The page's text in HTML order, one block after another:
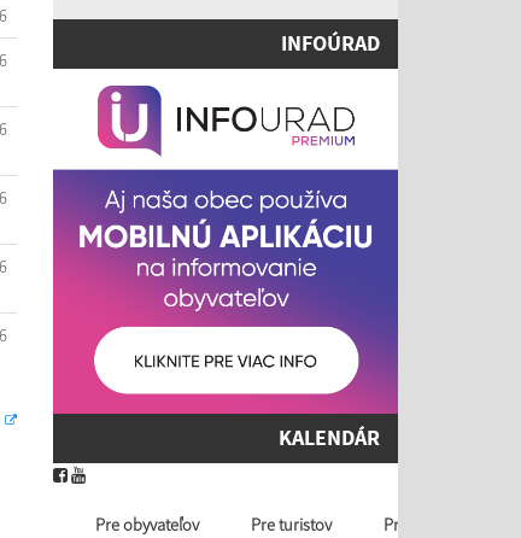
INFOÚRAD
KALENDÁR
Pre obyvateľov Pre turistov Profil ver.